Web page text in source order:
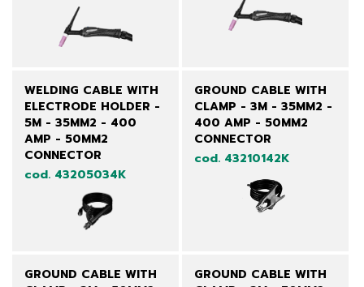
WELDING CABLE WITH
ELECTRODE HOLDER -
5M - 35MM2 - 400
AMP - 50MM2
CONNECTOR
cod. 43205034K
GROUND CABLE WITH
CLAMP - 3M - 35MM2 -
400 AMP - 50MM2
CONNECTOR
cod. 43210142K
GROUND CABLE WITH
GROUND CABLE WITH